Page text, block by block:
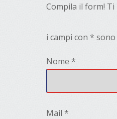
Compila il form!
i campi con *
Nome *
Mail *